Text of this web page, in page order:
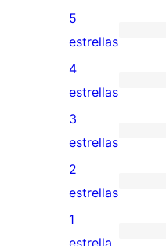
1
valoración
de
5
estrellas
5
estrellas
0
valoraciones
de
4
estrellas
4
estrellas
0
valoraciones
de
3
estrellas
3
estrellas
0
valoraciones
de
2
estrellas
0
1